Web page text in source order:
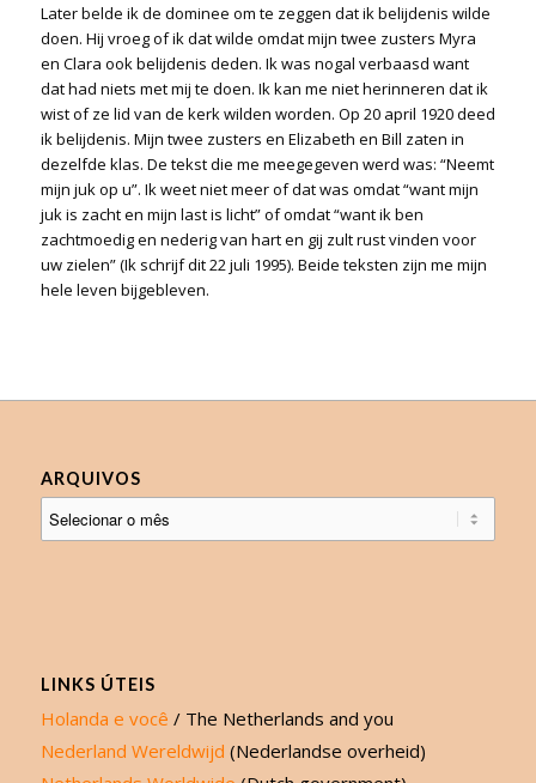
Later belde ik de dominee om te zeggen dat ik belijdenis wilde
doen. Hij vroeg of ik dat wilde omdat mijn twee zusters Myra
en Clara ook belijdenis deden. Ik was nogal verbaasd want
dat had niets met mij te doen. Ik kan me niet herinneren dat ik
wist of ze lid van de kerk wilden worden. Op 20 april 1920 deed
ik belijdenis. Mijn twee zusters en Elizabeth en Bill zaten in
dezelfde klas. De tekst die me meegegeven werd was: “Neemt
mijn juk op u”. Ik weet niet meer of dat was omdat “want mijn
juk is zacht en mijn last is licht” of omdat “want ik ben
zachtmoedig en nederig van hart en gij zult rust vinden voor
uw zielen” (Ik schrijf dit 22 juli 1995). Beide teksten zijn me mijn
hele leven bijgebleven.
ARQUIVOS
LINKS ÚTEIS
Holanda e você / The Netherlands and you
Nederland Wereldwijd (Nederlandse overheid)